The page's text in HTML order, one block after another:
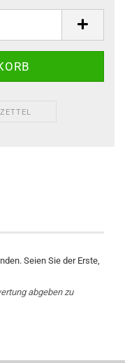
Seien Sie der Erste,
abgeben zu